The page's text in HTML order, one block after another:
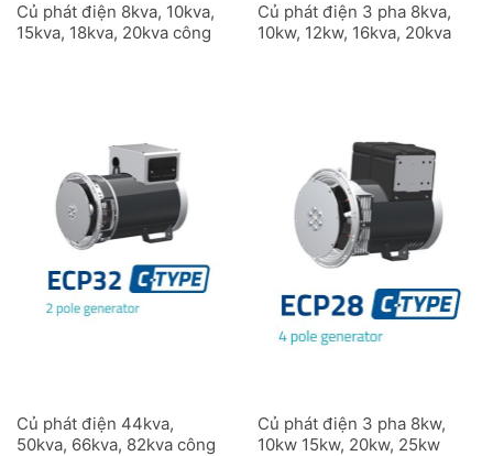
Củ phát điện 8kva, 10kva,
15kva, 18kva, 20kva công
Củ phát điện 3 pha 8kva,
10kw, 12kw, 16kva, 20kva
Củ phát điện 44kva,
50kva, 66kva, 82kva công
Củ phát điện 3 pha 8kw,
10kw 15kw, 20kw, 25kw